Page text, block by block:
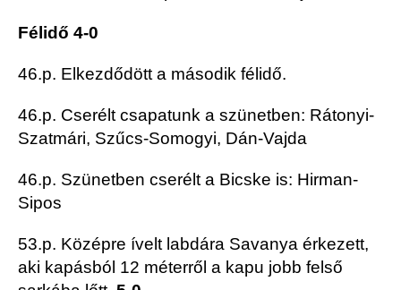
Félidő 4-0
46.p. Elkezdődött a második félidő.
46.p. Cserélt csapatunk a szünetben: Rátonyi-
Szatmári, Szűcs-Somogyi, Dán-Vajda
46.p. Szünetben cserélt a Bicske is: Hirman-
Sipos
53.p. Középre ívelt labdára Savanya érkezett,
aki kapásból 12 méterről a kapu jobb felső